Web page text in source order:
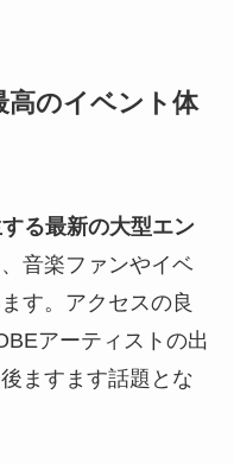
高のイベント体
る最新の大型エン
音楽ファンやイベ
す。アクセスの良
アーティストの出
ますます話題とな